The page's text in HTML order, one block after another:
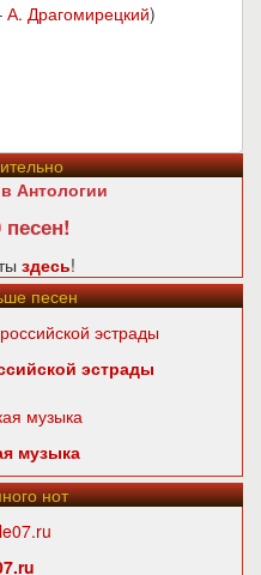
А. Драгомирецкий)
Антологии
здесь!
песен
эстрады
музыка
нот